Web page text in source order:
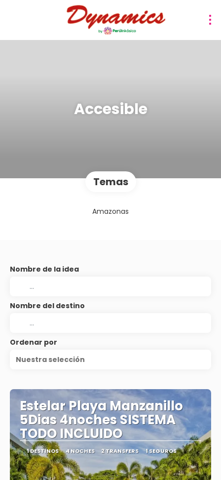
Accesible
Temas
Amazonas
Nombre de la idea
Nombre del destino
Ordenar por
Nuestra selección
Estelar Playa Manzanillo
5Dias 4noches SISTEMA
TODO INCLUIDO
1 DESTINOS 4 NOCHES 2 TRANSFERS 1 SEGUROS